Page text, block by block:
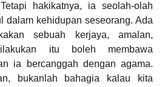
hakikatnya, ia seolah-olah
dalam kehidupan seseorang. Ada
sebuah kerjaya, amalan,
itu boleh membawa
ia bercanggah dengan agama.
bukanlah bahagia kalau kita